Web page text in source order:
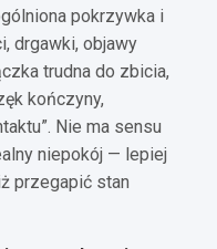
pokrzywka i
drgawki, objawy
trudna do zbicia,
kończyny,
Nie ma sensu
niepokój — lepiej
przegapić stan